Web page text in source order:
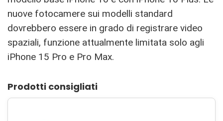
nuove fotocamere sui modelli standard
dovrebbero essere in grado di registrare video
spaziali, funzione attualmente limitata solo agli
iPhone 15 Pro e Pro Max.
Prodotti consigliati